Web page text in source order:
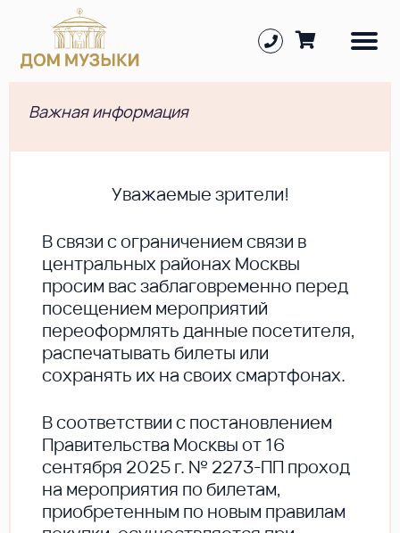
Важная информация
Уважаемые зрители!
В cвязи с ограничением связи в
центральных районах Москвы
просим вас заблаговременно перед
посещением мероприятий
переоформлять данные посетителя,
распечатывать билеты или
сохранять их на своих смартфонах.
В соответствии с постановлением
Правительства Москвы от 16
сентября 2025 г. № 2273-ПП проход
на мероприятия по билетам,
приобретенным по новым правилам